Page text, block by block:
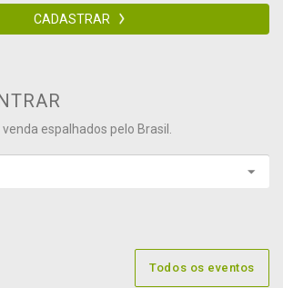
CADASTRAR
espalhados pelo Brasil.
Todos os eventos